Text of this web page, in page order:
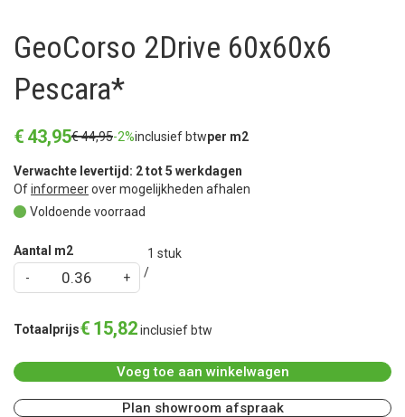
GeoCorso 2Drive 60x60x6
Pescara*
€ 43,95€44,95-2%inclusief btwper m2
Verwachte levertijd: 2 tot 5 werkdagen
Ofinformeerover mogelijkheden afhalen
Voldoende voorraad
Aantal m2 1 stuk
Totaalprijs€ 15,82inclusief btw
Voeg toe aan winkelwagen
Plan showroom afspraak